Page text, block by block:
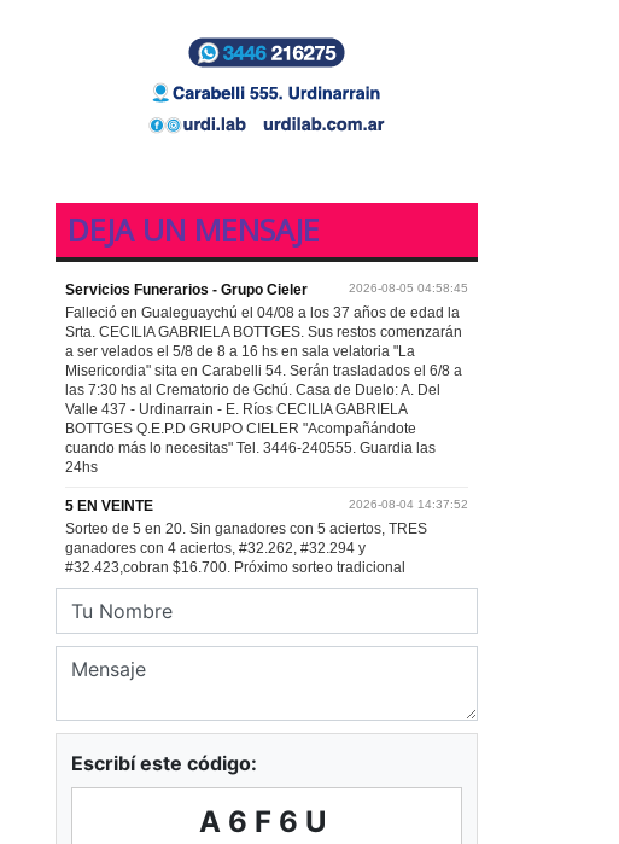
DEJA UN MENSAJE
Escribí este código:
A6F6U